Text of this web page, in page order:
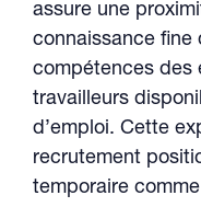
assure une
connaissance fine
compétences des
travailleurs
d’emploi. Cette
recrutement
temporaire